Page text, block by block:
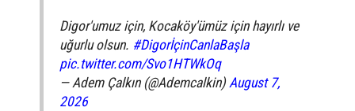
Digor'umuz için, Kocaköy'ümüz için hayırlı ve
uğurlu olsun. #DigorİçinCanlaBaşla
pic.twitter.com/Svo1HTWkOq
— Adem Çalkın (@Ademcalkin)August 7,
2026